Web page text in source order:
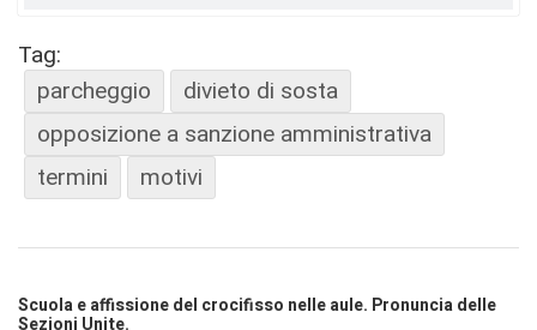
Tag:
parcheggio
divieto di sosta
opposizione a sanzione amministrativa
termini
motivi
Scuola e affissione del crocifisso nelle aule. Pronuncia delle
Sezioni Unite.